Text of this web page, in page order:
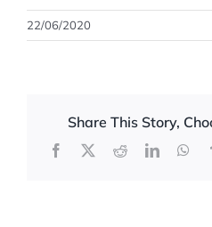
22/06/2020
Share This Story,
Facebook
X RedditLinkedIn